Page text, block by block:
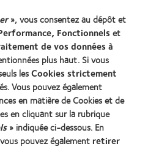
l'Agence de la transition
», vous consentez au dépôt et
Fonctionnelset
de vos données à
plus haut. Si vous
lesCookies strictement
Vous pouvez également
en matière de Cookies et de
en cliquant sur la rubrique
» indiquée ci-dessous. En
pouvez également retirer